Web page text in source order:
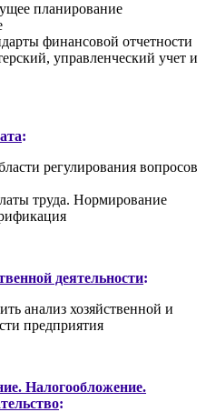
планирование
финансовой отчетности
управленческий учет и
:
регулирования вопросов
труда. Нормирование
деятельности:
анализ хозяйственной и
предприятия
Налогообложение.
: